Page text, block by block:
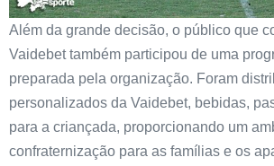
Além da grande decisão, o público que
Vaidebet também participou de uma
preparada pela organização. Foram
personalizados da Vaidebet, bebidas,
para a criançada, proporcionando um
confraternização para as famílias e os